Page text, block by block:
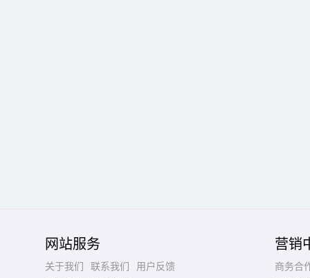
网站服务
关于我们 联系我们
用户反馈
营销
商务合